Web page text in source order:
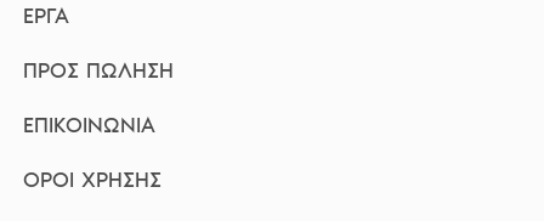
ΕΡΓΑ
ΠΡΟΣ ΠΩΛΗΣΗ
ΕΠΙΚΟΙΝΩΝΙΑ
ΟΡΟΙ ΧΡΗΣΗΣ